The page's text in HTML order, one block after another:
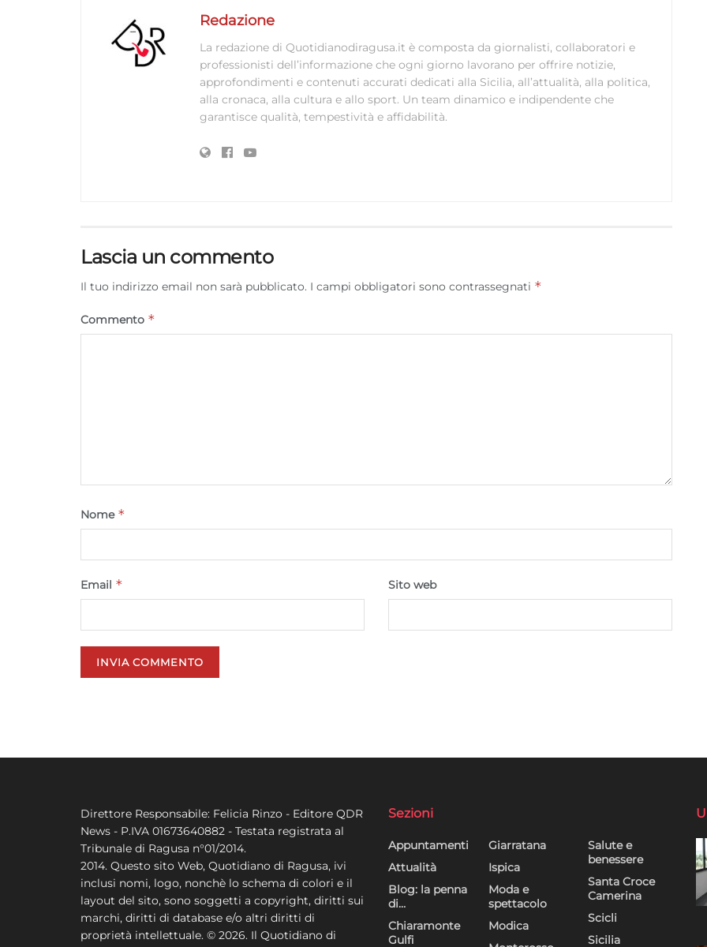
dispositivi in base a informazioni richieste attivamente.
Garantire la sicurezza, prevenire e rilevare frodi,
correggere errori, Erogare e presentare
pubblicità e contenuto, Salvare e comunicare le
Redazione
La redazione di Quotidianodiragusa.it è composta da giornalisti, collaboratori e
professionisti dell’informazione che ogni giorno lavorano per offrire notizie,
approfondimenti e contenuti accurati dedicati alla Sicilia, all’attualità, alla politica,
alla cronaca, alla cultura e allo sport. Un team dinamico e indipendente che
garantisce qualità, tempestività e affidabilità.
Lascia un commento
Il tuo indirizzo email non sarà pubblicato. I campi obbligatori sono contrassegnati *
Commento *
Nome *
Email * Sito web
Direttore Responsabile: Felicia Rinzo - Editore QDR
News - P.IVA 01673640882 - Testata registrata al
Tribunale di Ragusa n°01/2014.
2014. Questo sito Web, Quotidiano di Ragusa, ivi
inclusi nomi, logo, nonchè lo schema di colori e il
layout del sito, sono soggetti a copyright, diritti sui
marchi, diritti di database e/o altri diritti di
proprietà intellettuale. © 2026. Il Quotidiano di
Sezioni
Appuntamenti
Attualità
Blog: la penna
di…
Chiaramonte
Gulfi
Giarratana
Ispica
Moda e
spettacolo
Modica
Salute e
benessere
Santa Croce
Camerina
Scicli
Sicilia